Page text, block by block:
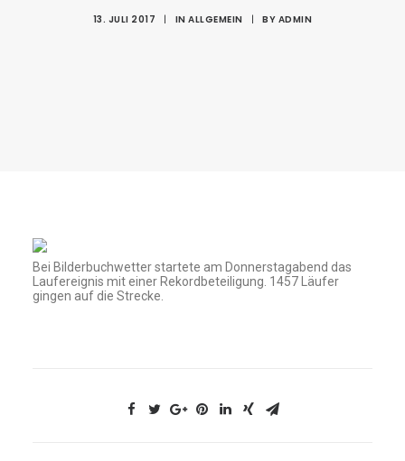
13. JULI 2017 | INALLGEMEIN | BY ADMIN
Bei Bilderbuchwetter startete am Donnerstagabend das
Laufereignis mit einer Rekordbeteiligung. 1457 Läufer
gingen auf die Strecke.